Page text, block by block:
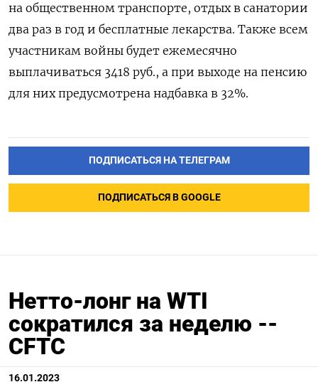
на общественном транспорте, отдых в санатории
два раз в год и бесплатные лекарства. Также всем
участникам войны будет ежемесячно
выплачиваться 3418 руб., а при выходе на пенсию
для них предусмотрена надбавка в 32%.
ПОДПИСАТЬСЯ НА ТЕЛЕГРАМ
ПОДПИСАТЬСЯ В GOOGLE
Нетто-лонг на WTI
сократился за неделю --
CFTC
16.01.2023